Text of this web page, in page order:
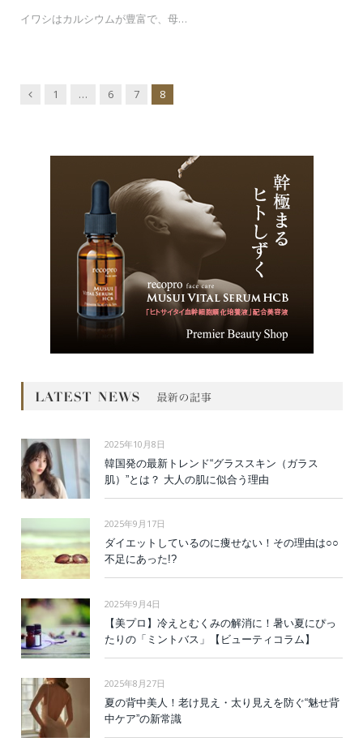
イワシはカルシウムが豊富で、母…
Previous
1 … 6 7 8
2025年10月8日
韓国発の最新トレンド“グラススキン（ガラス
肌）”とは？ 大人の肌に似合う理由
2025年9月17日
ダイエットしているのに痩せない！その理由は○○
不足にあった!?
2025年9月4日
【美プロ】冷えとむくみの解消に！暑い夏にぴっ
たりの「ミントバス」【ビューティコラム】
2025年8月27日
夏の背中美人！老け見え・太り見えを防ぐ“魅せ背
中ケア”の新常識